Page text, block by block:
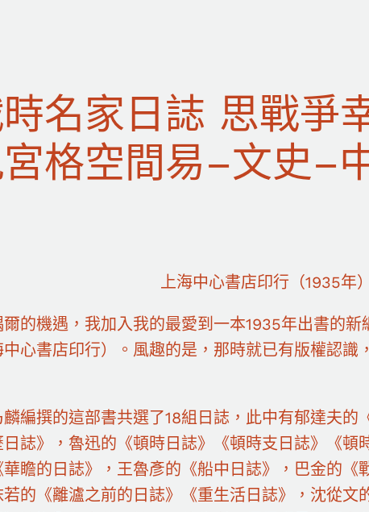
名家日誌 思戰爭
格空間易–文史–
上海中心書店印行（1935年）
的機遇，我加入我的最愛到一本1935年出書的
心書店印行）。風趣的是，那時就已有版權認識
麟編撰的這部書共選了18組日誌，此中有郁達夫的
日誌》，魯迅的《頓時日誌》《頓時支日誌》《頓
瞻的日誌》，王魯彥的《船中日誌》，巴金的《
的《離瀘之前的日誌》《重生活日誌》，沈從文